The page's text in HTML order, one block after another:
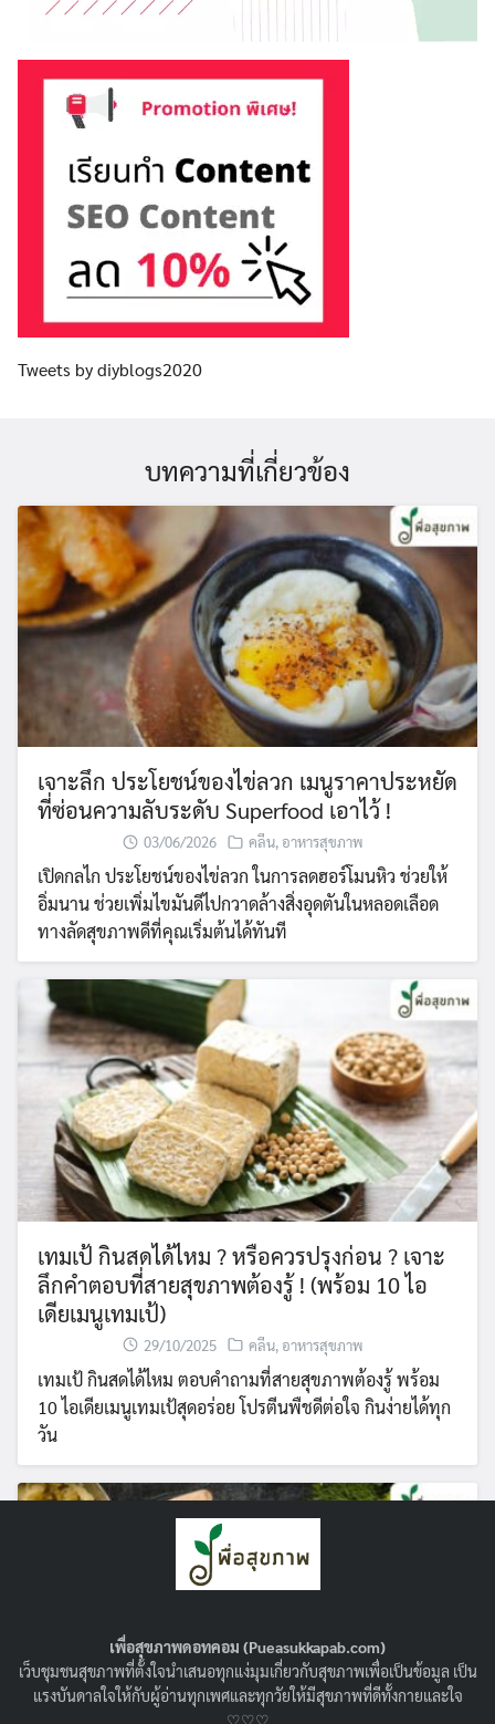
Tweets by diyblogs2020
บทความที่เกี่ยวข้อง
เจาะลึก ประโยชน์ของไข่ลวก เมนูราคาประหยัด
ที่ซ่อนความลับระดับ Superfood เอาไว้ !
03/06/2026 คลีน, อาหารสุขภาพ
เปิดกลไก ประโยชน์ของไข่ลวก ในการลดฮอร์โมนหิว ช่วยให้
อิ่มนาน ช่วยเพิ่มไขมันดีไปกวาดล้างสิ่งอุดตันในหลอดเลือด
ทางลัดสุขภาพดีที่คุณเริ่มต้นได้ทันที
เทมเป้ กินสดได้ไหม ? หรือควรปรุงก่อน ? เจาะ
ลึกคำตอบที่สายสุขภาพต้องรู้ ! (พร้อม 10 ไอ
เดียเมนูเทมเป้)
29/10/2025 คลีน, อาหารสุขภาพ
เทมเป้ กินสดได้ไหม ตอบคำถามที่สายสุขภาพต้องรู้ พร้อม
10 ไอเดียเมนูเทมเป้สุดอร่อย โปรตีนพืชดีต่อใจ กินง่ายได้ทุก
วัน
เพื่อสุขภาพดอทคอม (Pueasukkapab.com)
เว็บชุมชนสุขภาพที่ตั้งใจนำเสนอทุกแง่มุมเกี่ยวกับสุขภาพเพื่อเป็นข้อมูล เป็น
แรงบันดาลใจให้กับผู้อ่านทุกเพศและทุกวัยให้มีสุขภาพที่ดีทั้งกายและใจ
♡♡♡